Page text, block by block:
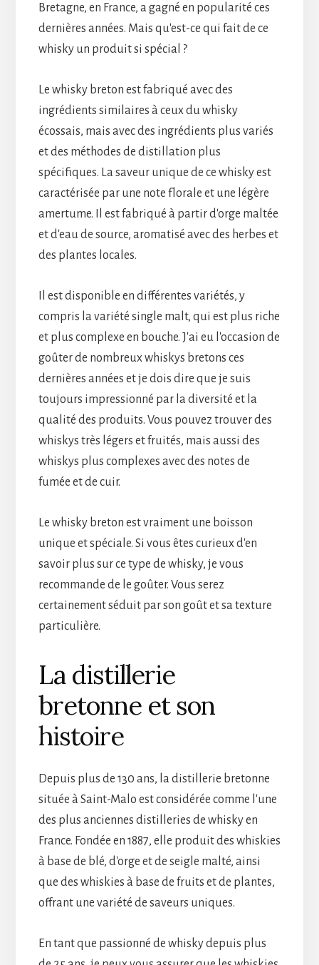
Bretagne, en France, a gagné en popularité ces
dernières années. Mais qu'est-ce qui fait de ce
whisky un produit si spécial ?
Le whisky breton est fabriqué avec des
ingrédients similaires à ceux du whisky
écossais, mais avec des ingrédients plus variés
et des méthodes de distillation plus
spécifiques. La saveur unique de ce whisky est
caractérisée par une note florale et une légère
amertume. Il est fabriqué à partir d'orge maltée
et d'eau de source, aromatisé avec des herbes et
des plantes locales.
Il est disponible en différentes variétés, y
compris la variété single malt, qui est plus riche
et plus complexe en bouche. J'ai eu l'occasion de
goûter de nombreux whiskys bretons ces
dernières années et je dois dire que je suis
toujours impressionné par la diversité et la
qualité des produits. Vous pouvez trouver des
whiskys très légers et fruités, mais aussi des
whiskys plus complexes avec des notes de
fumée et de cuir.
Le whisky breton est vraiment une boisson
unique et spéciale. Si vous êtes curieux d'en
savoir plus sur ce type de whisky, je vous
recommande de le goûter. Vous serez
certainement séduit par son goût et sa texture
particulière.
La distillerie
bretonne et son
histoire
Depuis plus de 130 ans, la distillerie bretonne
située à Saint-Malo est considérée comme l'une
des plus anciennes distilleries de whisky en
France. Fondée en 1887, elle produit des whiskies
à base de blé, d'orge et de seigle malté, ainsi
que des whiskies à base de fruits et de plantes,
offrant une variété de saveurs uniques.
En tant que passionné de whisky depuis plus